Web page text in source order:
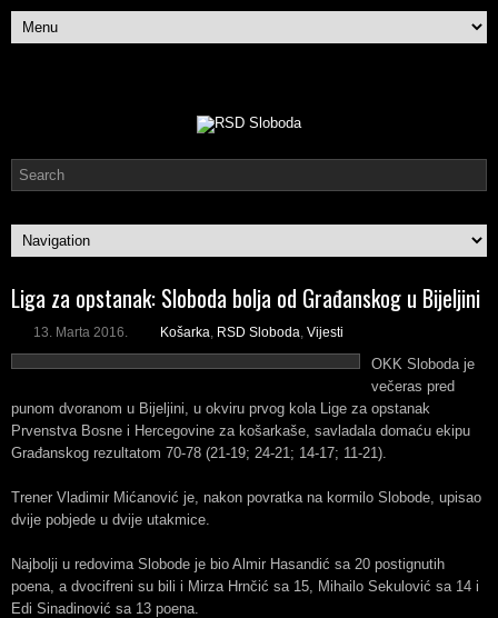
Liga za opstanak: Sloboda bolja od Građanskog u Bijeljini
13. Marta 2016. Košarka, RSD Sloboda, Vijesti
OKK Sloboda je
večeras pred
punom dvoranom u Bijeljini, u okviru prvog kola Lige za opstanak
Prvenstva Bosne i Hercegovine za košarkaše, savladala domaću ekipu
Građanskog rezultatom 70-78 (21-19; 24-21; 14-17; 11-21).
Trener Vladimir Mićanović je, nakon povratka na kormilo Slobode, upisao
dvije pobjede u dvije utakmice.
Najbolji u redovima Slobode je bio Almir Hasandić sa 20 postignutih
poena, a dvocifreni su bili i Mirza Hrnčić sa 15, Mihailo Sekulović sa 14 i
Edi Sinadinović sa 13 poena.